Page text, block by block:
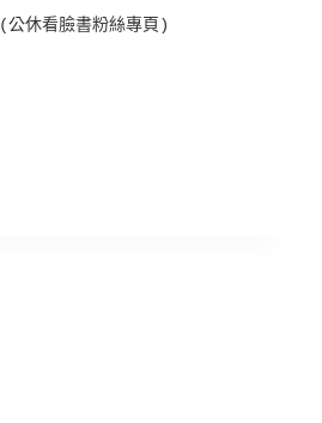
(公休看臉書粉絲專頁)